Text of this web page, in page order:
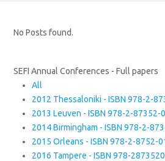
No Posts found.
SEFI Annual Conferences - Full papers
All
2012 Thessaloniki - ISBN 978-2-
2013 Leuven - ISBN 978-2-87352-
2014 Birmingham - ISBN 978-2-
2015 Orleans - ISBN 978-2-8752-
2016 Tampere - ISBN 978-